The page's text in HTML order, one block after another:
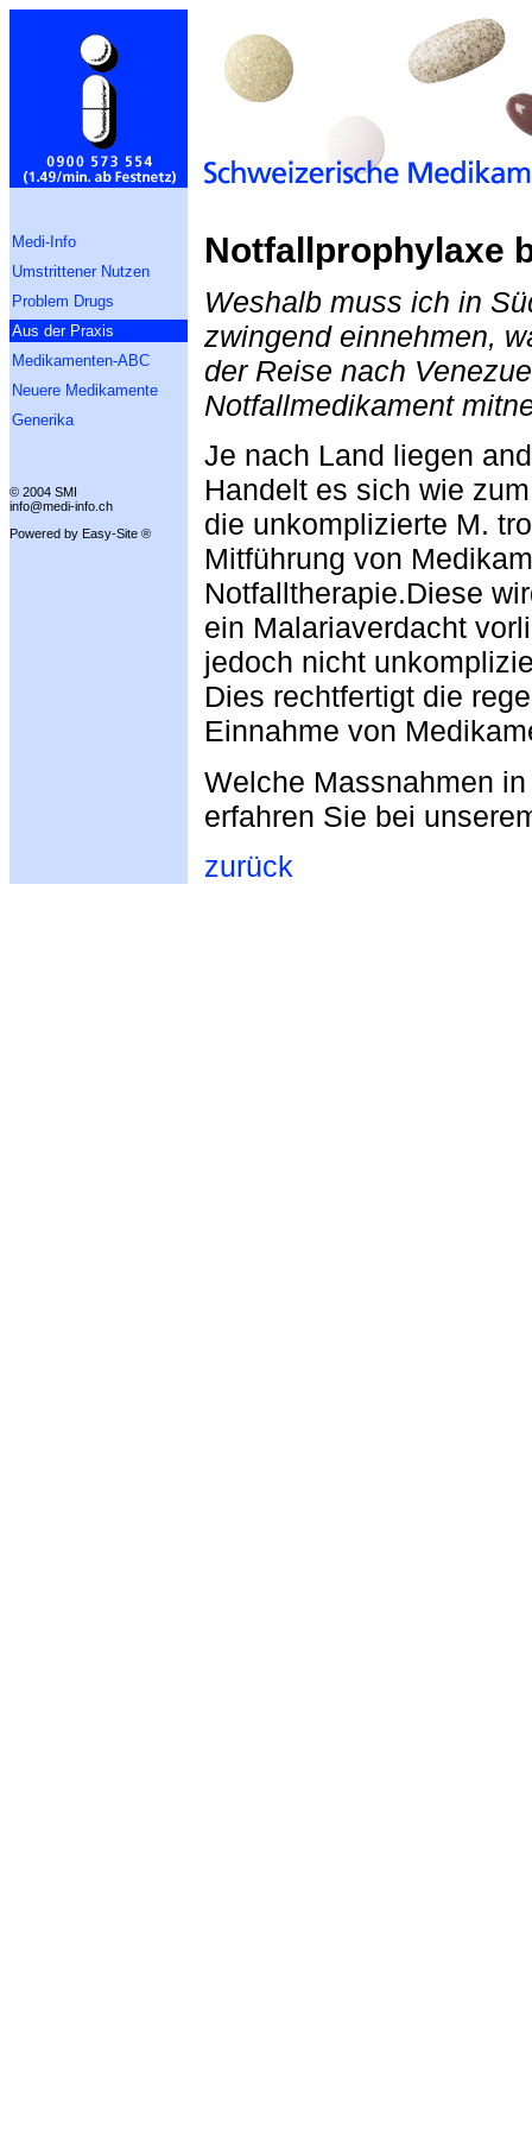
Medi-Info
Umstrittener Nutzen
Problem Drugs
Aus der Praxis
Medikamenten-ABC
Neuere Medikamente
Generika
© 2004 SMI
info@medi-info.ch
Powered by Easy-Site ®
Notfallprophylaxe
Weshalb muss ich in
zwingend einnehmen,
der Reise nach
Notfallmedikament
Je nach Land liegen
Handelt es sich wie
die unkomplizierte M.
Mitführung von
Notfalltherapie.Diese
ein Malariaverdacht
jedoch nicht
Dies rechtfertigt die
Einnahme von
Welche Massnahmen
erfahren Sie bei
zurück